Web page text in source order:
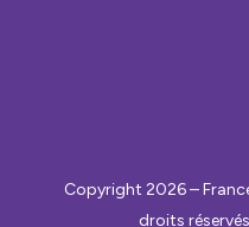
Copyright 2026 –
droits